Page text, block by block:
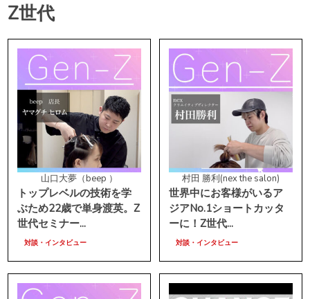
Z世代
山口大夢（beep ）
トップレベルの技術を学
ぶため22歳で単身渡英。Z
世代セミナー...
対談・インタビュー
村田 勝利(nex the salon)
世界中にお客様がいるア
ジアNo.1ショートカッタ
ーに！Z世代...
対談・インタビュー